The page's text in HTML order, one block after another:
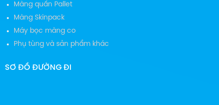
Màng quấn Pallet
Màng Skinpack
Máy bọc màng co
Phụ tùng và sản phẩm khác
SƠ ĐỒ ĐƯỜNG ĐI